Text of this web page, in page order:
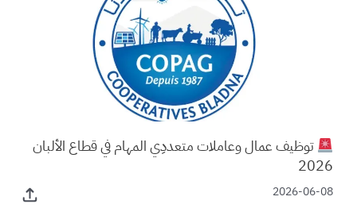
توظيف عمال وعاملات متعددِي المهام في قطاع الألبان
2026
2026-06-08